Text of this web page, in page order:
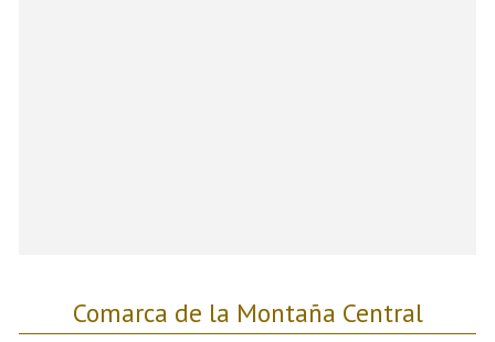
Comarca de la Montaña Central